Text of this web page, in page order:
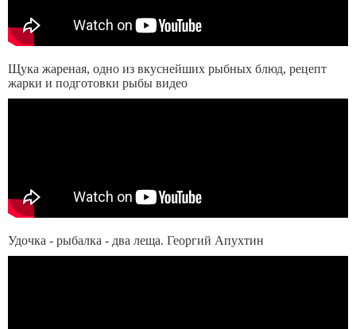
Щука жареная, одно из вкуснейших рыбных блюд, рецепт
жарки и подготовки рыбы видео
Удочка - рыбалка - два леща. Георгий Апухтин